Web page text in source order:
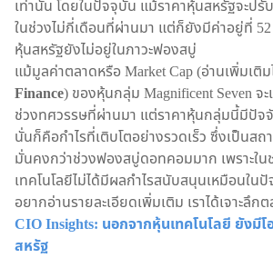
เท่านั้น โดยในปัจจุบัน แม้ราคาหุ้นสหรัฐจะป
ในช่วงไม่กี่เดือนที่ผ่านมา แต่ก็ยังมีค่าอยู่ที่ 52
หุ้นสหรัฐยังไม่อยู่ในภาวะฟองสบู่
แม้มูลค่าตลาดหรือ Market Cap (อ่านเพิ่มเติม
Finance) ของหุ้นกลุ่ม Magnificent Seven จ
ช่วงทศวรรษที่ผ่านมา แต่ราคาหุ้นกลุ่มนี้มีปั
นั่นก็คือกำไรที่เติบโตอย่างรวดเร็ว ซึ่งเป็นส
มั่นคงกว่าช่วงฟองสบู่ดอทคอมมาก เพราะใ
เทคโนโลยีไม่ได้มีผลกำไรสนับสนุนเหมือนใ
อยากอ่านรายละเอียดเพิ่มเติม เราได้เจาะลึก
CIO Insights: นอกจากหุ้นเทคโนโลยี ยังมีโ
สหรัฐ